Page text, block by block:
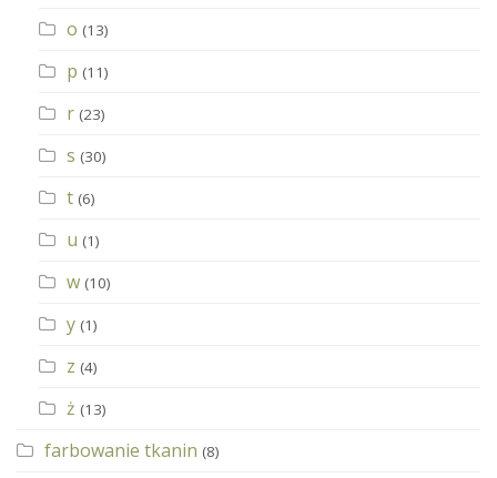
o (13)
p (11)
r (23)
s (30)
t (6)
u (1)
w (10)
y (1)
z (4)
ż (13)
farbowanie tkanin (8)